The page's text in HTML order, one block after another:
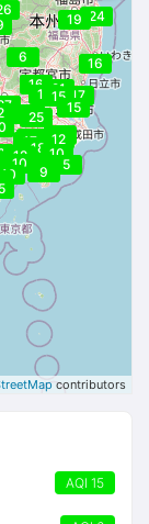
18
19
19
10
15
12
15
16
16
12
10
25
18
15
6
9
12
5
16
17
21
23
24
5
10
17
contributors
AQI 15